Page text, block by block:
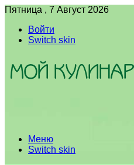
Пятница , 7 Август 2026
Войти
Switch skin
Меню
Switch skin